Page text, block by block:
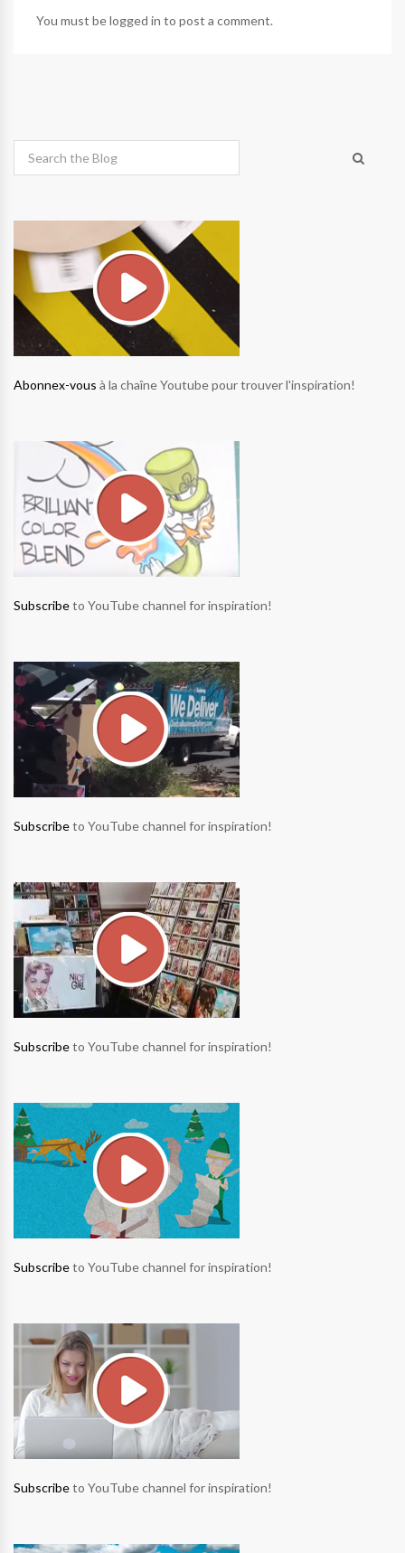
You must belogged in to post a comment.
Abonnex-vous à la chaîne Youtube pour trouver l'inspiration!
Subscribeto YouTube channel for inspiration!
Subscribeto YouTube channel for inspiration!
Subscribeto YouTube channel for inspiration!
Subscribeto YouTube channel for inspiration!
Subscribeto YouTube channel for inspiration!